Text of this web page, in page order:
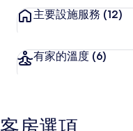
主要設施服務 (12)
有家的溫度 (6)